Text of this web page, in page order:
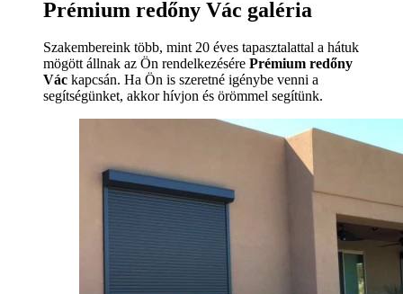
Prémium redőny Vác galéria
Szakembereink több, mint 20 éves tapasztalattal a hátuk
mögött állnak az Ön rendelkezésére Prémium redőny
Vác kapcsán. Ha Ön is szeretné igénybe venni a
segítségünket, akkor hívjon és örömmel segítünk.